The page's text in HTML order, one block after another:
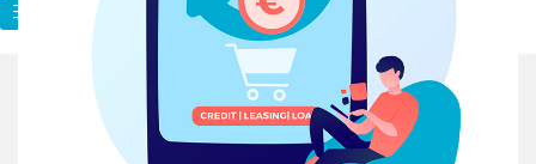
Catégories des produits